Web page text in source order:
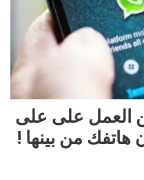
العمل على على
هاتفك من بينها !